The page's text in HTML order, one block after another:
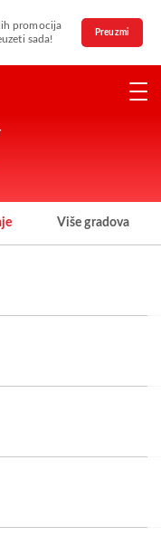
promocija
sada!
Preuzmi
Više gradova